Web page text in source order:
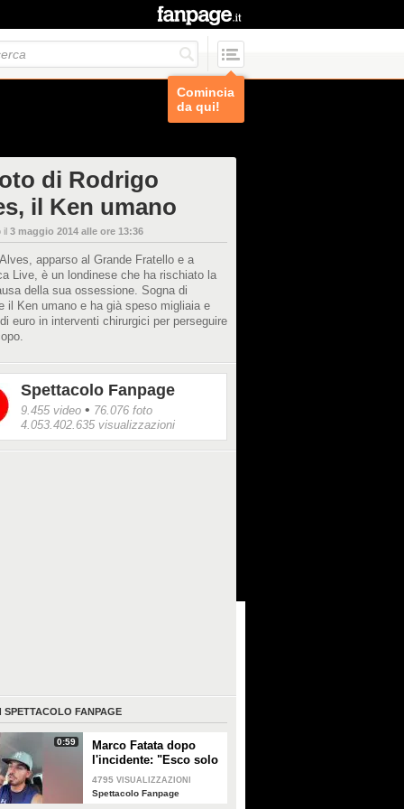
Comincia
da qui!
di Rodrigo
il Ken umano
il 3 maggio 2014 alle ore 13:36
apparso al Grande Fratello e a
Live, è un londinese che ha rischiato la
della sua ossessione. Sogna di
il Ken umano e ha già speso migliaia e
euro in interventi chirurgici per perseguire
Spettacolo Fanpage
9.455 video • 76.076 foto
4.053.402.635 visualizzazioni
SPETTACOLO FANPAGE
0:59
Marco Fatata dopo
l'incidente: "Esco solo
di sera, i primi tempi
non riuscivo a
4795 VISUALIZZAZIONI
Spettacolo Fanpage